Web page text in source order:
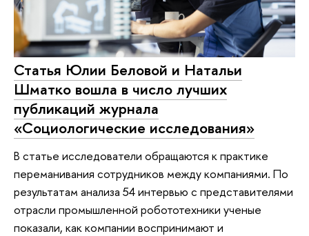
Статья Юлии Беловой и Натальи
Шматко вошла в число лучших
публикаций журнала
«Социологические исследования»
В статье исследователи обращаются к практике
переманивания сотрудников между компаниями. По
результатам анализа 54 интервью с представителями
отрасли промышленной робототехники ученые
показали, как компании воспринимают и